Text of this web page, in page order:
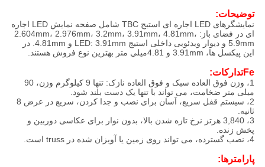
توضیحات:
نمایشگرهای LED اجاره ای استیج TBC شامل صفحه نمایش LED اجاره
ای در فضای باز: 2.604mm، 2.976mm، 3.2mm، 3.91mm، 4.81mm،
5.9mm و دیوار ویدئویی داخلی استیج LED: 3.91mm و 4.81mm. در
این پیکسل ها، 3.91mm و 4.81ميلي متر بهترين نوع فروش هستند.
Fe تدارکات:
1، وزن فوق العاده سبک و فوق العاده نازک: تنها 9 کیلوگرم وزن، 90
میلی متر ضخامت، می تواند با تنها یک دست بلند شود.
2، سیستم قفل سریع، آسان برای نصب و جدا کردن، سریع در عرض 8
ثانیه.
3، 3,840 هرتز نرخ تازه شدن بالا، بدون نوار برای عکاسی دوربین و
پخش زنده.
4، نصب گسترده، می تواند روی زمین یا آویزان شده در truss است.
پارامترها: